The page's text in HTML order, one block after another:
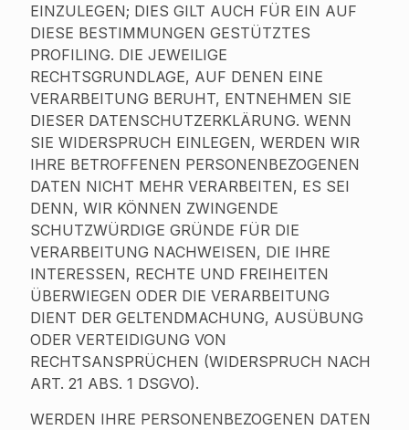
EINZULEGEN; DIES GILT AUCH FÜR EIN AUF
DIESE BESTIMMUNGEN GESTÜTZTES
PROFILING. DIE JEWEILIGE
RECHTSGRUNDLAGE, AUF DENEN EINE
VERARBEITUNG BERUHT, ENTNEHMEN SIE
DIESER DATENSCHUTZERKLÄRUNG. WENN
SIE WIDERSPRUCH EINLEGEN, WERDEN WIR
IHRE BETROFFENEN PERSONENBEZOGENEN
DATEN NICHT MEHR VERARBEITEN, ES SEI
DENN, WIR KÖNNEN ZWINGENDE
SCHUTZWÜRDIGE GRÜNDE FÜR DIE
VERARBEITUNG NACHWEISEN, DIE IHRE
INTERESSEN, RECHTE UND FREIHEITEN
ÜBERWIEGEN ODER DIE VERARBEITUNG
DIENT DER GELTENDMACHUNG, AUSÜBUNG
ODER VERTEIDIGUNG VON
RECHTSANSPRÜCHEN (WIDERSPRUCH NACH
ART. 21 ABS. 1 DSGVO).
WERDEN IHRE PERSONENBEZOGENEN DATEN